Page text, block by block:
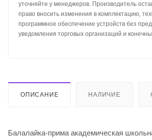
уточняйте у менеджеров. Производитель
право вносить изменения в комплектацию,
программное обеспечение устройств без
уведомления торговых организаций и
ОПИСАНИЕ НАЛИЧИЕ
Балалайка-прима академическая